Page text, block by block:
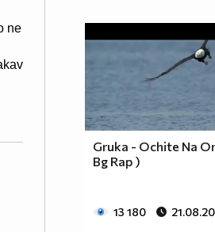
ne
Gruka - Ochite Na
Bg Rap )
13 180